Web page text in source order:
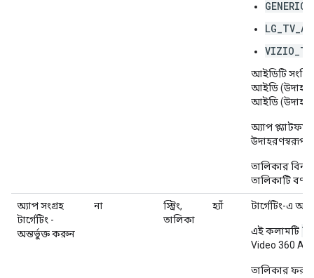
আইডিটি
আইডি
আইডি
অ্যাপ
উদাহরণস্বরূপ:
তালিকার
তালিকাটি
অ্যাপ সংগ্রহ
টার্গেটিং -
অন্তর্ভুক্ত করুন
না
স্ট্রিং,
তালিকা
হ্যাঁ টার্গেটিং-এ
এই কলামটি
Video 360
তালিকার